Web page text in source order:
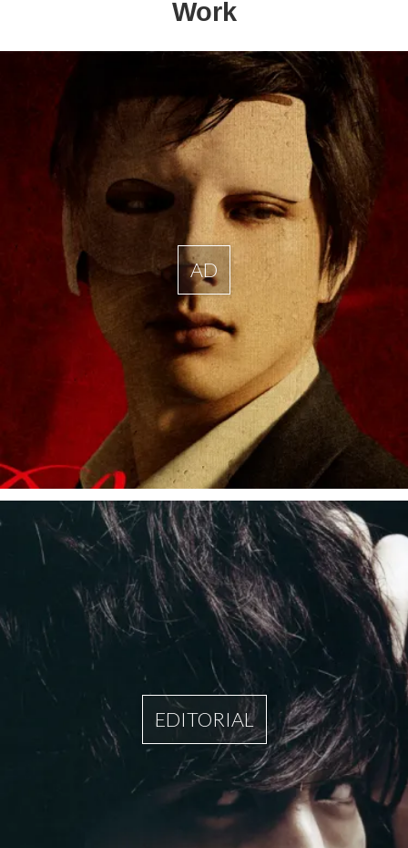
Work
AD
EDITORIAL